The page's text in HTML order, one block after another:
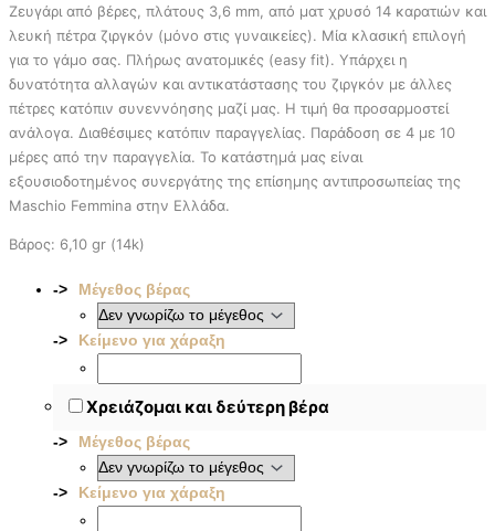
Ζευγάρι από βέρες, πλάτους 3,6 mm, από ματ χρυσό 14 καρατιών και
λευκή πέτρα ζιργκόν (μόνο στις γυναικείες). Μία κλασική επιλογή
για το γάμο σας. Πλήρως ανατομικές (easy fit). Υπάρχει η
δυνατότητα αλλαγών και αντικατάστασης του ζιργκόν με άλλες
πέτρες κατόπιν συνεννόησης μαζί μας. Η τιμή θα προσαρμοστεί
ανάλογα. Διαθέσιμες κατόπιν παραγγελίας. Παράδοση σε 4 με 10
μέρες από την παραγγελία. To κατάστημά μας είναι
εξουσιοδοτημένος συνεργάτης της επίσημης αντιπροσωπείας της
Maschio Femmina στην Ελλάδα.
Βάρος: 6,10 gr (14k)
Μέγεθος βέρας
Κείμενο για χάραξη
Χρειάζομαι και δεύτερη βέρα
Μέγεθος βέρας
Κείμενο για χάραξη